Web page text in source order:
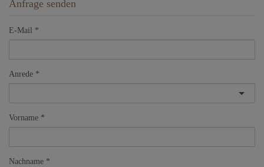
Anfrage senden
E-Mail
Anrede
Vorname
Nachname